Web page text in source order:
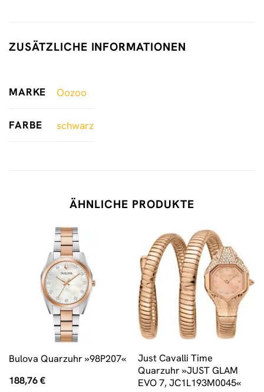
ZUSÄTZLICHE INFORMATIONEN
MARKE Oozoo
FARBE schwarz
ÄHNLICHE PRODUKTE
Bulova Quarzuhr »98P207«
188,76€
Just Cavalli Time
Quarzuhr »JUST GLAM
EVO 7, JC1L193M0045«